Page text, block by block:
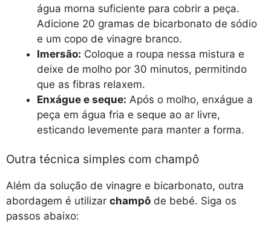
água morna suficiente para cobrir a peça.
Adicione 20 gramas de bicarbonato de sódio
e um copo de vinagre branco.
Imersão: Coloque a roupa nessa mistura e
deixe de molho por 30 minutos, permitindo
que as fibras relaxem.
Enxágue e seque: Após o molho, enxágue a
peça em água fria e seque ao ar livre,
esticando levemente para manter a forma.
Outra técnica simples com champô
Além da solução de vinagre e bicarbonato, outra
abordagem é utilizar champô de bebé. Siga os
passos abaixo: